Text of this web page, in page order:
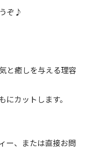
ぞ♪
と癒しを与える理容
カットします。
ー、または直接お問